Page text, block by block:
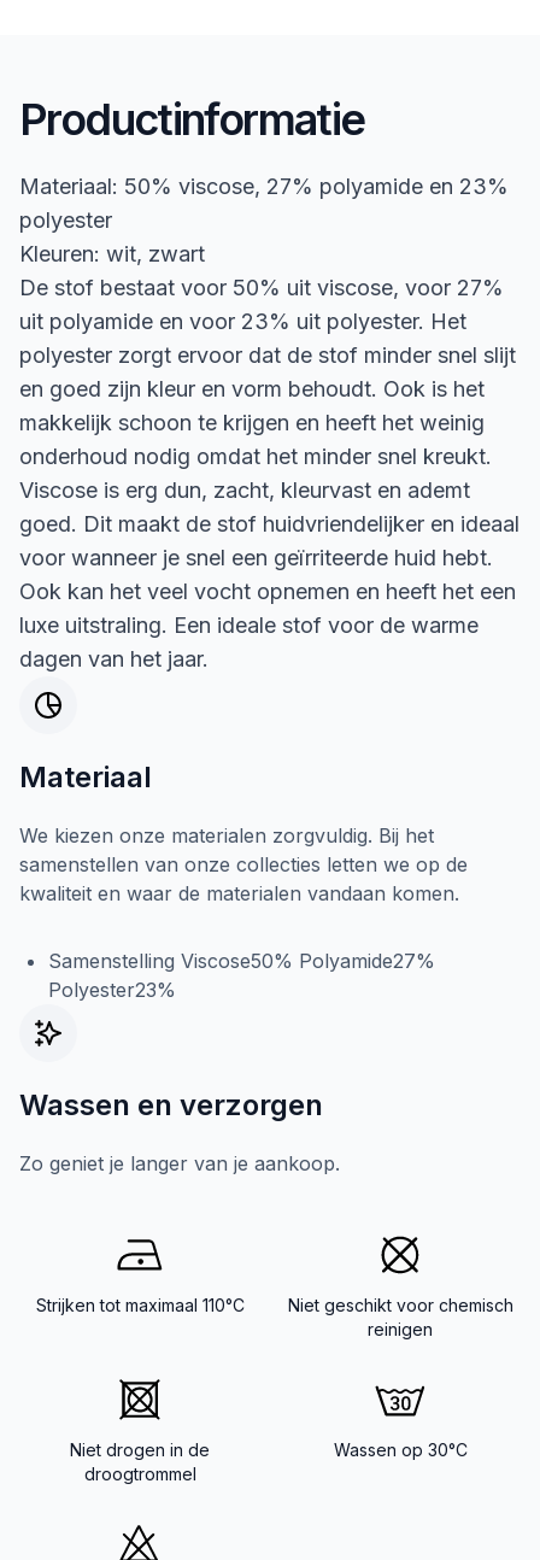
Productinformatie
Materiaal: 50% viscose, 27% polyamide en 23%
polyester
Kleuren: wit, zwart
De stof bestaat voor 50% uit viscose, voor 27%
uit polyamide en voor 23% uit polyester. Het
polyester zorgt ervoor dat de stof minder snel slijt
en goed zijn kleur en vorm behoudt. Ook is het
makkelijk schoon te krijgen en heeft het weinig
onderhoud nodig omdat het minder snel kreukt.
Viscose is erg dun, zacht, kleurvast en ademt
goed. Dit maakt de stof huidvriendelijker en ideaal
voor wanneer je snel een geïrriteerde huid hebt.
Ook kan het veel vocht opnemen en heeft het een
luxe uitstraling. Een ideale stof voor de warme
dagen van het jaar.
Materiaal
We kiezen onze materialen zorgvuldig. Bij het
samenstellen van onze collecties letten we op de
kwaliteit en waar de materialen vandaan komen.
Samenstelling Viscose50% Polyamide27%
Polyester23%
Wassen en verzorgen
Zo geniet je langer van je aankoop.
Strijken tot maximaal 110°C
Niet geschikt voor chemisch
reinigen
Niet drogen in de
droogtrommel
Wassen op 30°C